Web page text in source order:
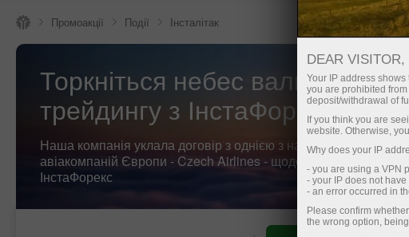
Промоакції Події Інсталітак
Торкніться небес валютного
трейдингу з ІнстаФорекс!
Наша компанія уклала договір з однією з найбільших
авіакомпаній Європи - Czech Airlines - щодо брендового літака
ІнстаФорекс
DEAR VISITOR,
Your IP address
you are prohibited
deposit/withdrawal of
If you think you are
website. Otherwise,
Why does your IP
- you are using a VPN
- your IP does not
- an error occurred in
Please confirm
the wrong option,